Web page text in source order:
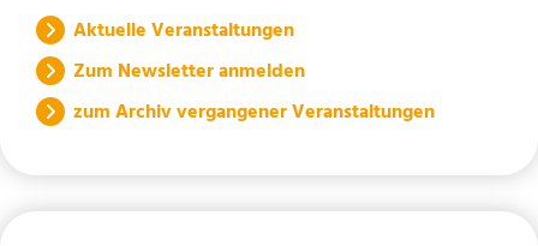
Aktuelle Veranstaltungen
Zum Newsletter anmelden
zum Archiv vergangener Veranstaltungen